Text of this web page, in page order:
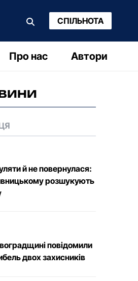
СПІЛЬНОТА
Про нас Автори
й не повернулася:
розшукують
повідомили
двох захисників